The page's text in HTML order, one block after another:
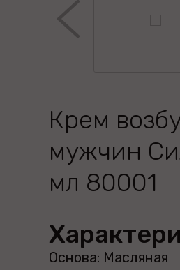
Крем
мужчин
мл 80001
Основа: Масляная